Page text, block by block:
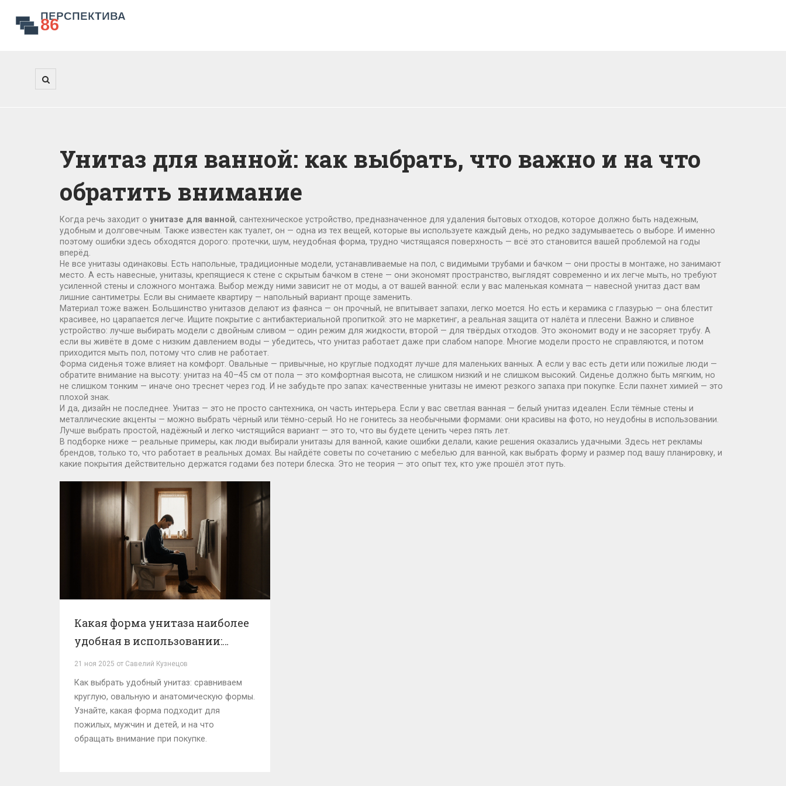
Унитаз для ванной: как выбрать, что важно и на что
обратить внимание
Когда речь заходит о унитазе для ванной, сантехническое устройство, предназначенное для удаления бытовых отходов, которое должно быть надежным,
удобным и долговечным . Также известен как туалет, он — одна из тех вещей, которые вы используете каждый день, но редко задумываетесь о выборе. И именно
поэтому ошибки здесь обходятся дорого: протечки, шум, неудобная форма, трудно чистящаяся поверхность — всё это становится вашей проблемой на годы
вперёд.
Не все унитазы одинаковы. Есть напольные, традиционные модели, устанавливаемые на пол, с видимыми трубами и бачком — они просты в монтаже, но занимают
место. А есть навесные, унитазы, крепящиеся к стене с скрытым бачком в стене — они экономят пространство, выглядят современно и их легче мыть, но требуют
усиленной стены и сложного монтажа. Выбор между ними зависит не от моды, а от вашей ванной: если у вас маленькая комната — навесной унитаз даст вам
лишние сантиметры. Если вы снимаете квартиру — напольный вариант проще заменить.
Материал тоже важен. Большинство унитазов делают из фаянса — он прочный, не впитывает запахи, легко моется. Но есть и керамика с глазурью — она блестит
красивее, но царапается легче. Ищите покрытие с антибактериальной пропиткой: это не маркетинг, а реальная защита от налёта и плесени. Важно и сливное
устройство: лучше выбирать модели с двойным сливом — один режим для жидкости, второй — для твёрдых отходов. Это экономит воду и не засоряет трубу. А
если вы живёте в доме с низким давлением воды — убедитесь, что унитаз работает даже при слабом напоре. Многие модели просто не справляются, и потом
приходится мыть пол, потому что слив не работает.
Форма сиденья тоже влияет на комфорт. Овальные — привычные, но круглые подходят лучше для маленьких ванных. А если у вас есть дети или пожилые люди —
обратите внимание на высоту: унитаз на 40–45 см от пола — это комфортная высота, не слишком низкий и не слишком высокий. Сиденье должно быть мягким, но
не слишком тонким — иначе оно треснет через год. И не забудьте про запах: качественные унитазы не имеют резкого запаха при покупке. Если пахнет химией — это
плохой знак.
И да, дизайн не последнее. Унитаз — это не просто сантехника, он часть интерьера. Если у вас светлая ванная — белый унитаз идеален. Если тёмные стены и
металлические акценты — можно выбрать чёрный или тёмно-серый. Но не гонитесь за необычными формами: они красивы на фото, но неудобны в использовании.
Лучше выбрать простой, надёжный и легко чистящийся вариант — это то, что вы будете ценить через пять лет.
В подборке ниже — реальные примеры, как люди выбирали унитазы для ванной, какие ошибки делали, какие решения оказались удачными. Здесь нет рекламы
брендов, только то, что работает в реальных домах. Вы найдёте советы по сочетанию с мебелью для ванной, как выбрать форму и размер под вашу планировку, и
какие покрытия действительно держатся годами без потери блеска. Это не теория — это опыт тех, кто уже прошёл этот путь.
Какая форма унитаза наиболее
удобная в использовании:
практическое руководство
21 ноя 2025 от Савелий Кузнецов
Как выбрать удобный унитаз: сравниваем
круглую, овальную и анатомическую формы.
Узнайте, какая форма подходит для
пожилых, мужчин и детей, и на что
обращать внимание при покупке.